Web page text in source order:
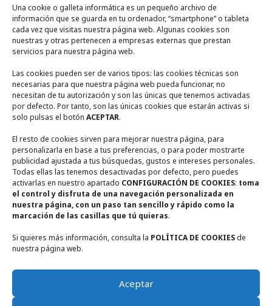
Una cookie o galleta informática es un pequeño archivo de
información que se guarda en tu ordenador, “smartphone” o tableta
cada vez que visitas nuestra página web. Algunas cookies son
nuestras y otras pertenecen a empresas externas que prestan
servicios para nuestra página web.
Las cookies pueden ser de varios tipos: las cookies técnicas son
necesarias para que nuestra página web pueda funcionar, no
necesitan de tu autorización y son las únicas que tenemos activadas
por defecto. Por tanto, son las únicas cookies que estarán activas si
solo pulsas el botón ACEPTAR.
El resto de cookies sirven para mejorar nuestra página, para
personalizarla en base a tus preferencias, o para poder mostrarte
publicidad ajustada a tus búsquedas, gustos e intereses personales.
Todas ellas las tenemos desactivadas por defecto, pero puedes
activarlas en nuestro apartado CONFIGURACIÓN DE COOKIES: toma
el control y disfruta de una navegación personalizada en
nuestra página, con un paso tan sencillo y rápido como la
marcación de las casillas que tú quieras.
Si quieres más información, consulta la POLÍTICA DE COOKIESde
nuestra página web.
Aceptar
Zonas Comunes
Entorno
Contacto
Calle Encina Nº 10, (13249) Ruidera, Ciudad Real
+ 34 655948356
casaruralmiradorderuidera@gmail.com